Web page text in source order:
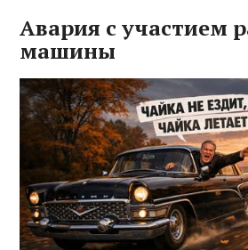
Авария с участием
машины